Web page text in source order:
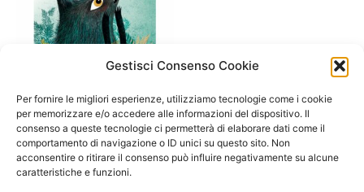
Gestisci Consenso Cookie
Per fornire le migliori esperienze, utilizziamo tecnologie come i cookie
per memorizzare e/o accedere alle informazioni del dispositivo. Il
consenso a queste tecnologie ci permetterà di elaborare dati come il
comportamento di navigazione o ID unici su questo sito. Non
acconsentire o ritirare il consenso può influire negativamente su alcune
caratteristiche e funzioni.
Una paura da Lupo
14,90€
Aggiungi al carrello